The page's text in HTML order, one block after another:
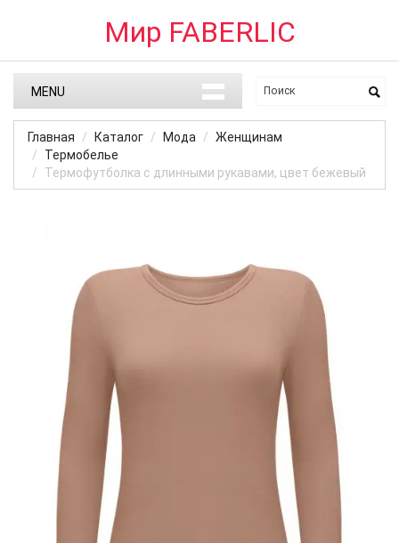
Мир FABERLIC
MENU
Главная Каталог Мода
Женщинам
Термобелье
Термофутболка с длинными рукавами, цвет бежевый